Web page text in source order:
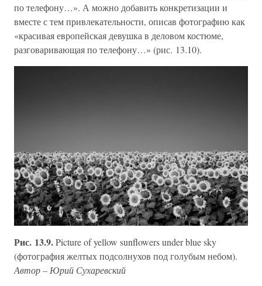
по телефону…». А можно добавить конкретизации и
вместе с тем привлекательности, описав фотографию как
«красивая европейская девушка в деловом костюме,
разговаривающая по телефону…» (рис. 13.10).
Рис. 13.9.Picture of yellow sunflowers under blue sky
(фотография желтых подсолнухов под голубым небом).
Автор – Юрий Сухаревский